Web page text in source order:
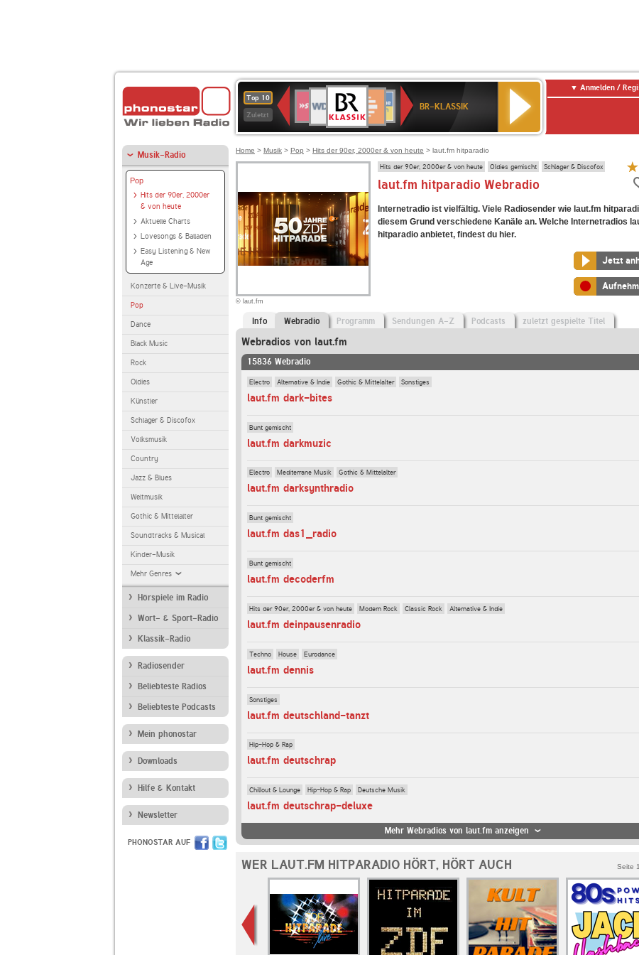
Top 10
Zuletzt
Deutschlandfunk
80er
90er
OLDIE
ANTENNE
4
BR-
KLASSIK
Deutschlandfunk
Kultur
ANTENNE
BAYERN
SWR
Kultur
NDR
2
BR-KLASSIK
Anmelden /
Musik-Radio
Pop
Hits der 90er, 2000er
& von heute
Aktuelle Charts
Lovesongs & Balladen
Easy Listening & New
Age
Konzerte & Live-Musik
Pop
Dance
Black Music
Rock
Oldies
Künstler
Schlager & Discofox
Volksmusik
Country
Jazz & Blues
Weltmusik
Gothic & Mittelalter
Soundtracks & Musical
Kinder-Musik
Mehr Genres
Hörspiele im Radio
Wort- & Sport-Radio
Klassik-Radio
Radiosender
Beliebteste Radios
Beliebteste Podcasts
Mein phonostar
Downloads
Hilfe & Kontakt
Newsletter
PHONOSTAR AUF
Home > Musik > Pop > Hits der 90er, 2000er & von heute > laut.fm hitparadio
© laut.fm
Hits der 90er, 2000er & von heute Oldies gemischt Schlager & Discofox
laut.fm hitparadio Webradio
Internetradio ist vielfältig. Viele Radiosender wie laut.fm
diesem Grund verschiedene Kanäle an. Welche Internetradios
hitparadio anbietet, findest du hier.
Jetzt
Info Webradio Programm Sendungen A-Z Podcasts zuletzt gespielte Titel
Webradios von laut.fm
15836 Webradio
Electro Alternative & Indie Gothic & Mittelalter Sonstiges
laut.fm dark-bites
Bunt gemischt
laut.fm darkmuzic
Electro Mediterrane Musik Gothic & Mittelalter
laut.fm darksynthradio
Bunt gemischt
laut.fm das1_radio
Bunt gemischt
laut.fm decoderfm
Hits der 90er, 2000er & von heute Modern Rock Classic Rock Alternative & Indie
laut.fm deinpausenradio
Techno House Eurodance
laut.fm dennis
Sonstiges
laut.fm deutschland-tanzt
Hip-Hop & Rap
laut.fm deutschrap
Chillout & Lounge Hip-Hop & Rap Deutsche Musik
laut.fm deutschrap-deluxe
Mehr Webradios von laut.fm anzeigen
WER LAUT.FM HITPARADIO HÖRT, HÖRT AUCH Seite 1